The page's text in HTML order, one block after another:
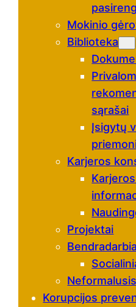
Mokinio
Biblioteka
sąrašai
Įsigytų
Karjeros
Projektai
Korupcijos